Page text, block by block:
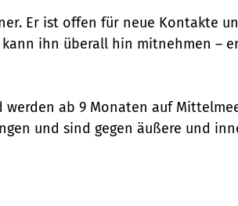
Er ist offen für neue Kontakte
ihn überall hin mitnehmen –
werden ab 9 Monaten auf
und sind gegen äußere und